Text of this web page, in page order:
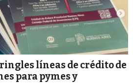
líneas de crédito de
para pymes y